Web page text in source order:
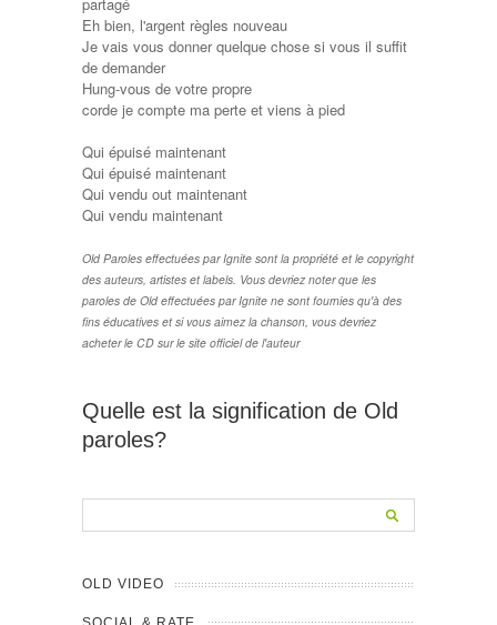
Eh bien, l'argent règles nouveau
Je vais vous donner quelque chose si vous il suffit
de demander
Hung-vous de votre propre
corde je compte ma perte et viens à pied
Qui épuisé maintenant
Qui épuisé maintenant
Qui vendu out maintenant
Qui vendu maintenant
Old Paroles effectuées par Ignite sont la propriété et le copyright
des auteurs, artistes et labels. Vous devriez noter que les
paroles de Old effectuées par Ignite ne sont fournies qu'à des
fins éducatives et si vous aimez la chanson, vous devriez
acheter le CD sur le site officiel de l'auteur
Quelle est la signification de Old
paroles?
OLD VIDEO